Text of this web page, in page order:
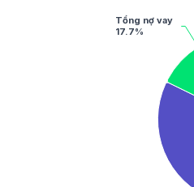
Tổng nợ vay
17.7%